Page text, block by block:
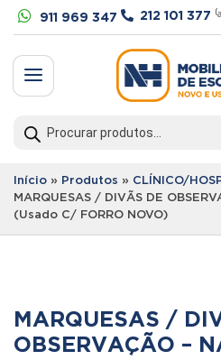
 911 969 347  212 101 377
a
search
Início » Produtos » CLÍNICO/
MARQUESAS / DIVÃS DE
(Usado C/ FORRO NOVO)
MARQUESAS /
OBSERVAÇÃO –